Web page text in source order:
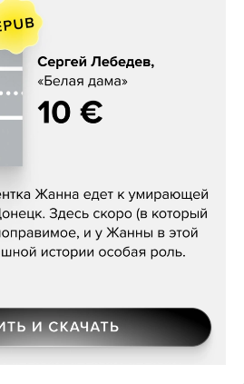
«Белая дама»